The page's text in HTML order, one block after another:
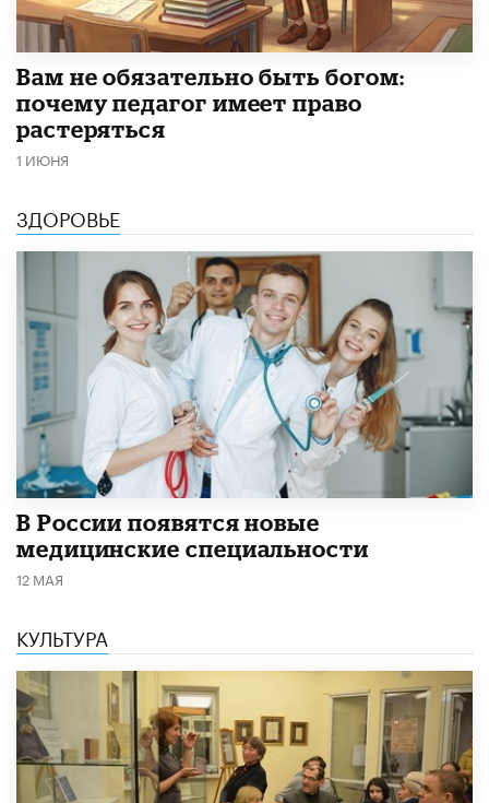
​Вам не обязательно быть богом:
почему педагог имеет право
растеряться
1 ИЮНЯ
ЗДОРОВЬЕ
В России появятся новые
медицинские специальности
12 МАЯ
КУЛЬТУРА